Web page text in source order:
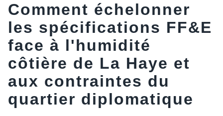
Comment échelonner
les spécifications FF&E
face à l'humidité
côtière de La Haye et
aux contraintes du
quartier diplomatique